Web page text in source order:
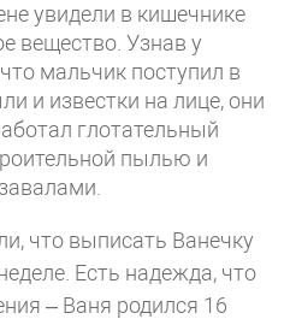
увидели в кишечнике
вещество. Узнав у
мальчик поступил в
и известки на лице, они
глотательный
пылью и
что выписать Ванечку
Есть надежда, что
– Ваня родился 16